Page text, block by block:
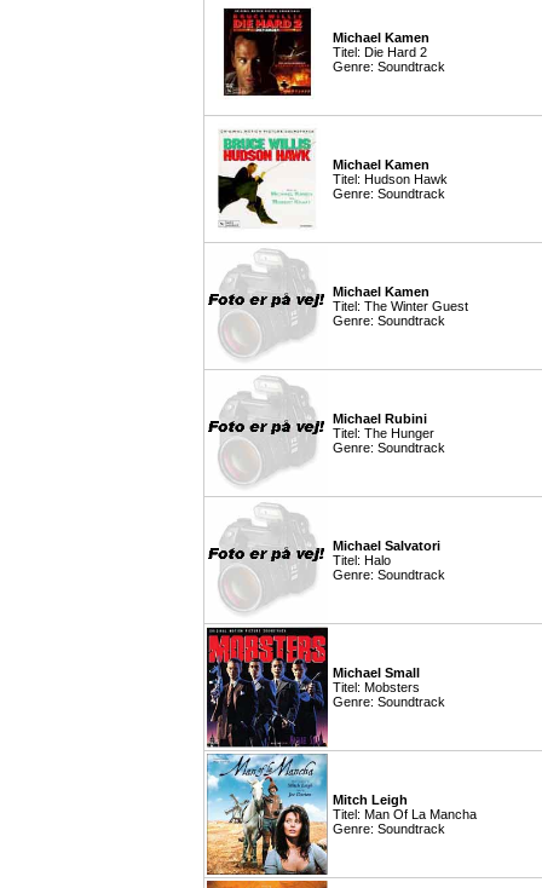
Michael Kamen
Titel: Die Hard 2
Genre: Soundtrack
Michael Kamen
Titel: Hudson Hawk
Genre: Soundtrack
Michael Kamen
Titel: The Winter Guest
Genre: Soundtrack
Michael Rubini
Titel: The Hunger
Genre: Soundtrack
Michael Salvatori
Titel: Halo
Genre: Soundtrack
Michael Small
Titel: Mobsters
Genre: Soundtrack
Mitch Leigh
Titel: Man Of La Mancha
Genre: Soundtrack